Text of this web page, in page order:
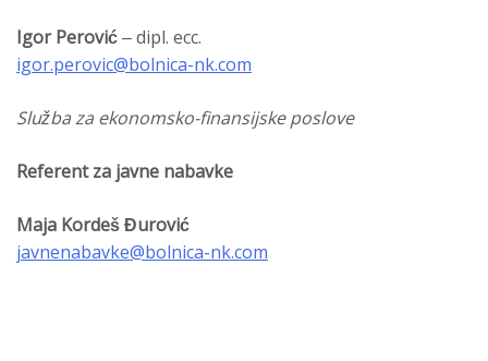
Igor Perović– dipl. ecc.
igor.perovic@bolnica-nk.com
Služba za ekonomsko-finansijske poslove
Referent za javne nabavke
Maja Kordeš Đurović
javnenabavke@bolnica-nk.com